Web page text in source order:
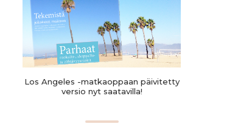
Los Angeles -matkaoppaan päivitetty
versio nyt saatavilla!